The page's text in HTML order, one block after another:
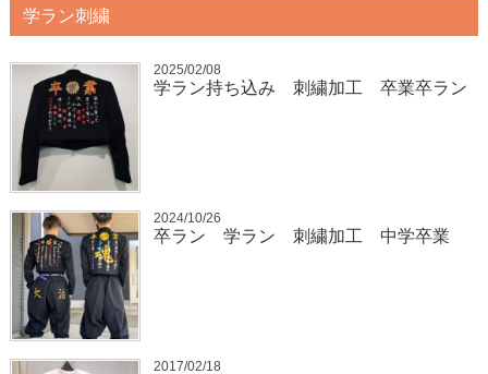
学ラン刺繍
2025/02/08
学ラン持ち込み 刺繍加工 卒業卒ラン
2024/10/26
卒ラン 学ラン 刺繍加工 中学卒業
2017/02/18